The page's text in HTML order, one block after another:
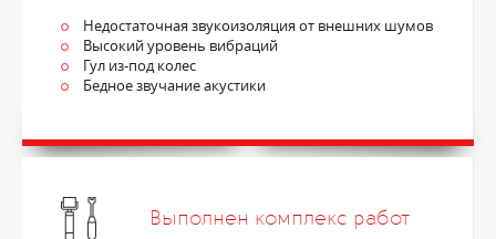
Недостаточная звукоизоляция от внешних шумов
Высокий уровень вибраций
Гул из-под колес
Бедное звучание акустики
Выполнен комплекс работ